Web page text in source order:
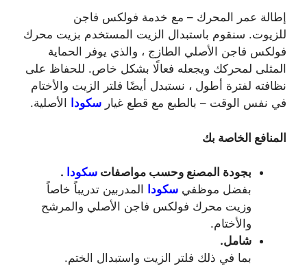
إطالة عمر المحرك – مع خدمة فولكس فاجن
للزيوت. سنقوم باستبدال الزيت المستخدم بزيت محرك
فولكس فاجن الأصلي الطازج ، والذي يوفر الحماية
المثلى لمحركك ويجعله فعالًا بشكل خاص. للحفاظ على
نظافته لفترة أطول ، نستبدل أيضًا فلتر الزيت والأختام
في نفس الوقت – بالطبع مع قطع غيار سكودا الأصلية.
المنافع الخاصة بك
بجودة المصنع وحسب مواصفات سكودا .
بفضل موظفي سكودا
المدربين تدريباً خاصاً
وزيت محرك فولكس فاجن الأصلي والمرشح
والأختام.
شامل.
بما في ذلك فلتر الزيت واستبدال الختم.